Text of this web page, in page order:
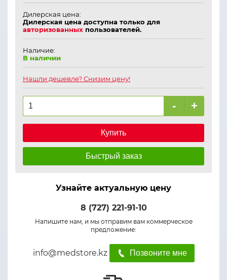
Дилерская цена:
Дилерская цена доступна только для
авторизованных пользователей.
Наличие:
В наличии
Нашли дешевле? Снизим цену!
- +
Купить
Быстрый заказ
Узнайте актуальную цену
8 (727) 221-91-10
Напишите нам, и мы отправим вам коммерческое
предложение:
info@medstore.kz Позвоните мне